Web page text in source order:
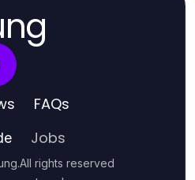
FAQs
Jobs
.All rights reserved